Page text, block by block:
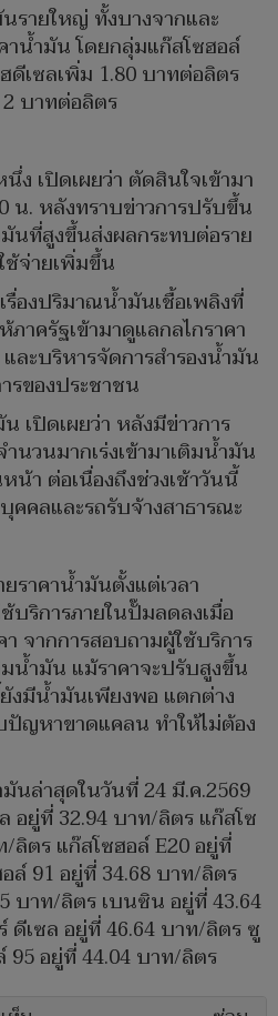
รายใหญ่ ทั้งบางจากและ
น้ำมัน โดยกลุ่มแก๊สโซฮอล์
เซลเพิ่ม 1.80 บาทต่อลิตร
บาทต่อลิตร
ง เปิดเผยว่า ตัดสินใจเข้ามา
น. หลังทราบข่าวการปรับขึ้น
นที่สูงขึ้นส่งผลกระทบต่อราย
ช้จ่ายเพิ่มขึ้น
รื่องปริมาณน้ำมันเชื้อเพลิงที่
าครัฐเข้ามาดูแลกลไกราคา
ละบริหารจัดการสำรองน้ำมัน
รของประชาชน
เปิดเผยว่า หลังมีข่าวการ
นวนมากเร่งเข้ามาเติมน้ำมัน
น้า ต่อเนื่องถึงช่วงเช้าวันนี้
คลและรถรับจ้างสาธารณะ
ราคาน้ำมันตั้งแต่เวลา
ริการภายในปั๊มลดลงเมื่อ
จากการสอบถามผู้ใช้บริการ
มน้ำมัน แม้ราคาจะปรับสูงขึ้น
มีน้ำมันเพียงพอ แตกต่าง
ญหาขาดแคลน ทำให้ไม่ต้อง
นล่าสุดในวันที่ 24 มี.ค.2569
อยู่ที่ 32.94 บาท/ลิตร แก๊สโซ
ลิตร แก๊สโซฮอล์ E20 อยู่ที่
ล์ 91 อยู่ที่ 34.68 บาท/ลิตร
บาท/ลิตร เบนซิน อยู่ที่ 43.64
ดีเซล อยู่ที่ 46.64 บาท/ลิตร ซู
95 อยู่ที่ 44.04 บาท/ลิตร